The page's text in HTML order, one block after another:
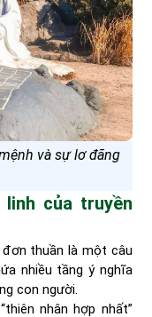
và sự lơ đãng
của truyền
thuần là một câu
nhiều tầng ý nghĩa
con người.
nhân hợp nhất”